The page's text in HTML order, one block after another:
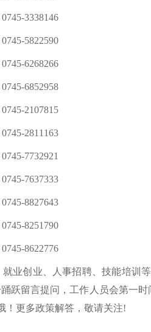
3338146
5822590
6268266
6852958
2107815
2811163
7732921
7637333
8827643
8251790
8622776
业创业、人事招聘、技能培训
跃留言提问，工作人员会第一
！更多政策解答，敬请关注!